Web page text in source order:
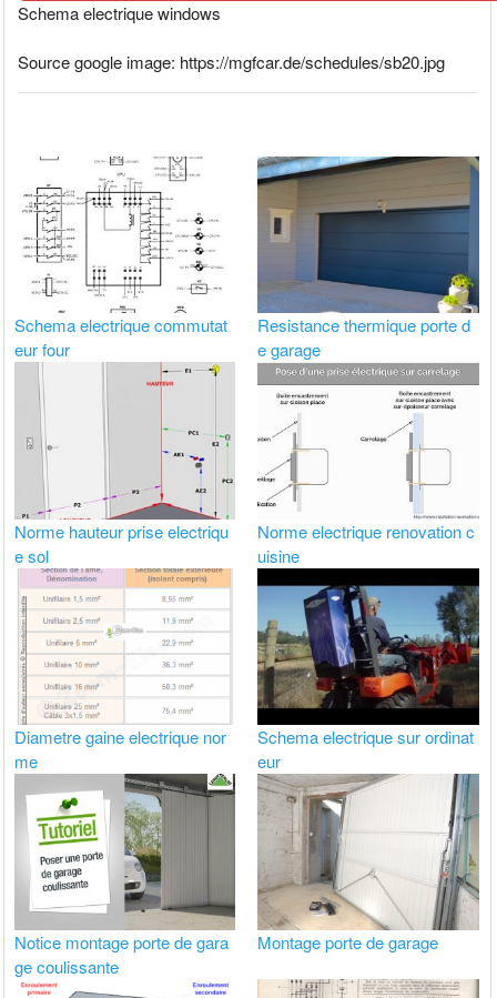
Schema electrique windows
Source google image: https://mgfcar.de/schedules/sb20.jpg
Schema electrique commutat
eur four
Resistance thermique porte d
e garage
Norme hauteur prise electriqu
e sol
Norme electrique renovation c
uisine
Diametre gaine electrique nor
me
Schema electrique sur ordinat
eur
Notice montage porte de gara
ge coulissante
Montage porte de garage